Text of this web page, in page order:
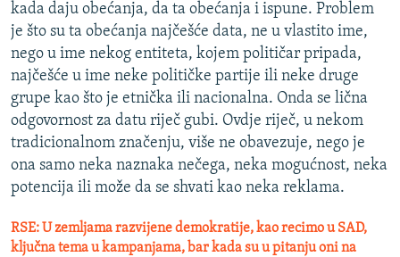
kada daju obećanja, da ta obećanja i ispune. Problem
je što su ta obećanja najčešće data, ne u vlastito ime,
nego u ime nekog entiteta, kojem političar pripada,
najčešće u ime neke političke partije ili neke druge
grupe kao što je etnička ili nacionalna. Onda se lična
odgovornost za datu riječ gubi. Ovdje riječ, u nekom
tradicionalnom značenju, više ne obavezuje, nego je
ona samo neka naznaka nečega, neka mogućnost, neka
potencija ili može da se shvati kao neka reklama.
RSE: U zemljama razvijene demokratije, kao recimo u SAD,
ključna tema u kampanjama, bar kada su u pitanju oni na